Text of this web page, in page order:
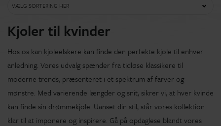
VÆLG SORTERING HER
Kjoler til kvinder
Hos os kan kjoleelskere kan finde den perfekte kjole til enhver
anledning. Vores udvalg spænder fra tidløse klassikere til
moderne trends, præsenteret i et spektrum af farver og
mønstre. Med varierende længder og snit, sikrer vi, at hver kvinde
kan finde sin drømmekjole. Uanset din stil, står vores kollektion
klar til at imponere og inspirere. Gå på opdaglese blandt vores